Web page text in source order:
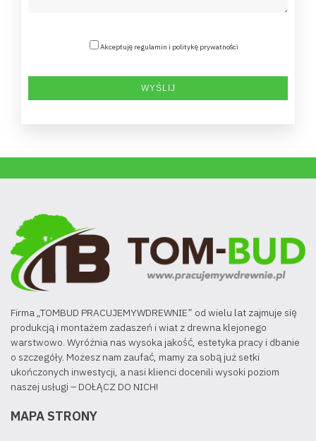
Akceptuję regulamin i politykę prywatności
Firma „TOMBUD PRACUJEMYWDREWNIE” od wielu lat zajmuje się
produkcją i montażem zadaszeń i wiat z drewna klejonego
warstwowo. Wyróżnia nas wysoka jakość, estetyka pracy i dbanie
o szczegóły. Możesz nam zaufać, mamy za sobą już setki
ukończonych inwestycji, a nasi klienci docenili wysoki poziom
naszej usługi – DOŁĄCZ DO NICH!
MAPA STRONY